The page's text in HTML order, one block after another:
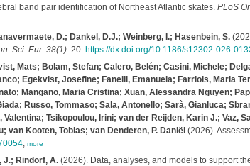
band pair identification of Northeast Atlantic skates. PLoS
D.; Dankel, D.J.; Weinberg, I.; Hasenbein, S.
Sci. Eur. 38(1): 20. https://dx.doi.org/10.1186/s12302-026-
Mats; Bolam, Stefan; Calero, Belén; Casini, Michele;
Egekvist, Josefine; Fanelli, Emanuela; Farriols, Maria
Mangano, Maria Cristina; Xuan, Alessandra Nguyen;
Russo, Tommaso; Sala, Antonello; Sarà, Gianluca;
Tsikopoulou, Irini; van der Reijden, Karin J.; Vaz,
van Kooten, Tobias; van Denderen, P. Daniël (2026).
, more
J.; Rindorf, A.(2026). Data, analyses, and models to support